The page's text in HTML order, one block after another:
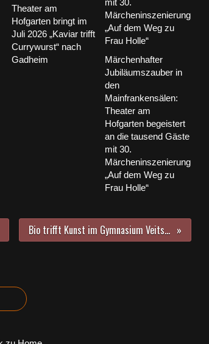
Theater am
Hofgarten bringt im
Juli 2026 „Kaviar trifft
Currywurst“ nach
Gadheim
Märchenhafter
Jubiläumszauber in
den
Mainfrankensälen:
Theater am
Hofgarten begeistert
an die tausend Gäste
mit 30.
Märcheninszenierung
„Auf dem Weg zu
Frau Holle“
Bio trifft Kunst im Gymnasium Veitshöcheim - Imposantes Unterwasserwelt-Bild kreiert